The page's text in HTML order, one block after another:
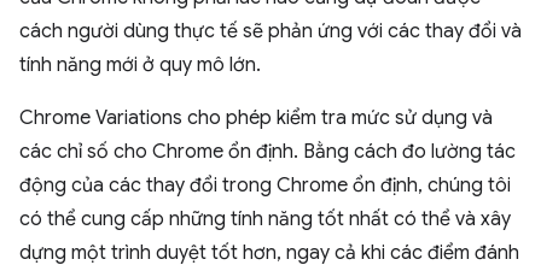
cách người dùng thực tế sẽ phản ứng với các thay đổi và
tính năng mới ở quy mô lớn.
Chrome Variations cho phép kiểm tra mức sử dụng và
các chỉ số cho Chrome ổn định. Bằng cách đo lường tác
động của các thay đổi trong Chrome ổn định, chúng tôi
có thể cung cấp những tính năng tốt nhất có thể và xây
dựng một trình duyệt tốt hơn, ngay cả khi các điểm đánh